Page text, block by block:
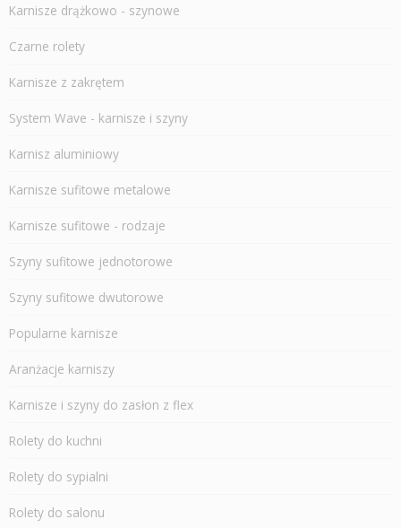
Karnisze drążkowo - szynowe
Czarne rolety
Karnisze z zakrętem
System Wave - karnisze i szyny
Karnisz aluminiowy
Karnisze sufitowe metalowe
Karnisze sufitowe - rodzaje
Szyny sufitowe jednotorowe
Szyny sufitowe dwutorowe
Popularne karnisze
Aranżacje karniszy
Karnisze i szyny do zasłon z flex
Rolety do kuchni
Rolety do sypialni
Rolety do salonu